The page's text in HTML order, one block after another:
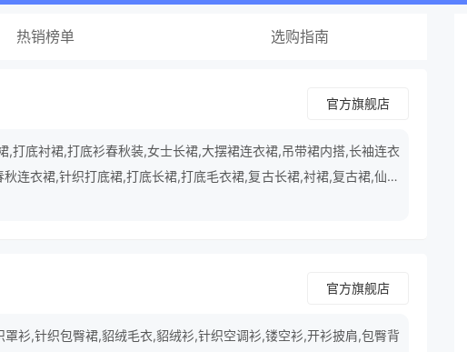
热销榜单 选购指南
官方旗舰店
,打底衬裙,打底衫春秋装,女士长裙,大摆裙连衣裙,吊带裙内搭,长袖连衣
连衣裙,针织打底裙,打底长裙,打底毛衣裙,复古长裙,衬裙,复古裙,仙女
官方旗舰店
罩衫,针织包臀裙,貂绒毛衣,貂绒衫,针织空调衫,镂空衫,开衫披肩,包臀背